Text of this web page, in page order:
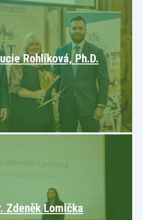
Rohlíková, Ph.D.
Zdeněk Lomička